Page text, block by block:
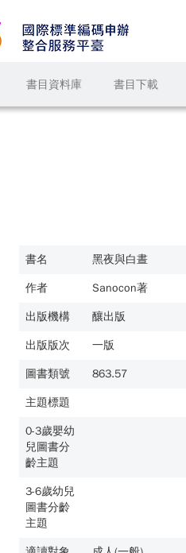
書目資料庫 書目下載
書名 黑夜與白晝
作者 Sanocon著
出版機構 釀出版
出版版次 一版
圖書類號 863.57
主題標題
0-3歲嬰幼
兒圖書分
齡主題
3-6歲幼兒
圖書分齡
主題